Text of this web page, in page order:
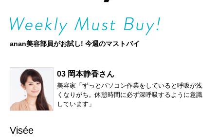
anan美容部員がお試し! 今週のマストバイ
03 岡本静香さん
美容家「ずっとパソコン作業をしていると呼吸が浅
くなりがち。休憩時間に必ず深呼吸するように意識
しています」
Visée